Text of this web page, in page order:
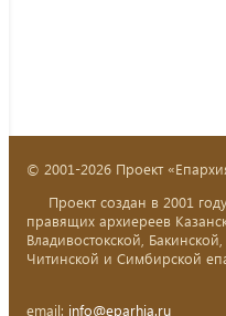
© 2001-2026 Проект
Проект создан в 2001
правящих архиереев
Владивостокской,
Читинской и Симбирской
email: info@eparhia.ru